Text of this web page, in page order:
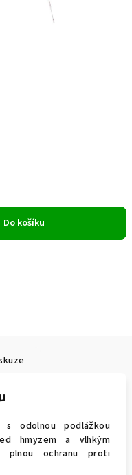
Do košíku
odolnou podlážkou
hmyzem a vlhkým
plnou ochranu proti